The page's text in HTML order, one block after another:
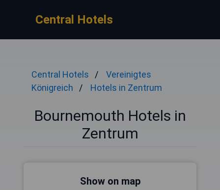
Central Hotels
Central Hotels
Vereinigtes
Königreich
Hotels in Zentrum
Bournemouth Hotels in
Zentrum
Show on map